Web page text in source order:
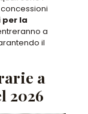
la
a
il
a
2026